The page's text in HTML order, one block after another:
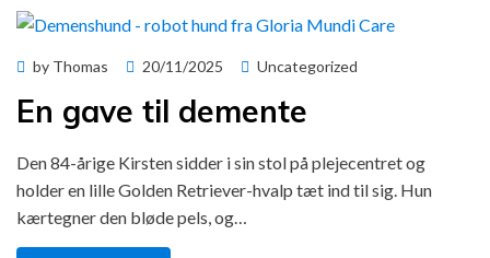
by Thomas
Posted
20/11/2025 Uncategorized
En gave til demente
Den 84-årige Kirsten sidder i sin stol på plejecentret og
holder en lille Golden Retriever-hvalp tæt ind til sig. Hun
kærtegner den bløde pels, og…